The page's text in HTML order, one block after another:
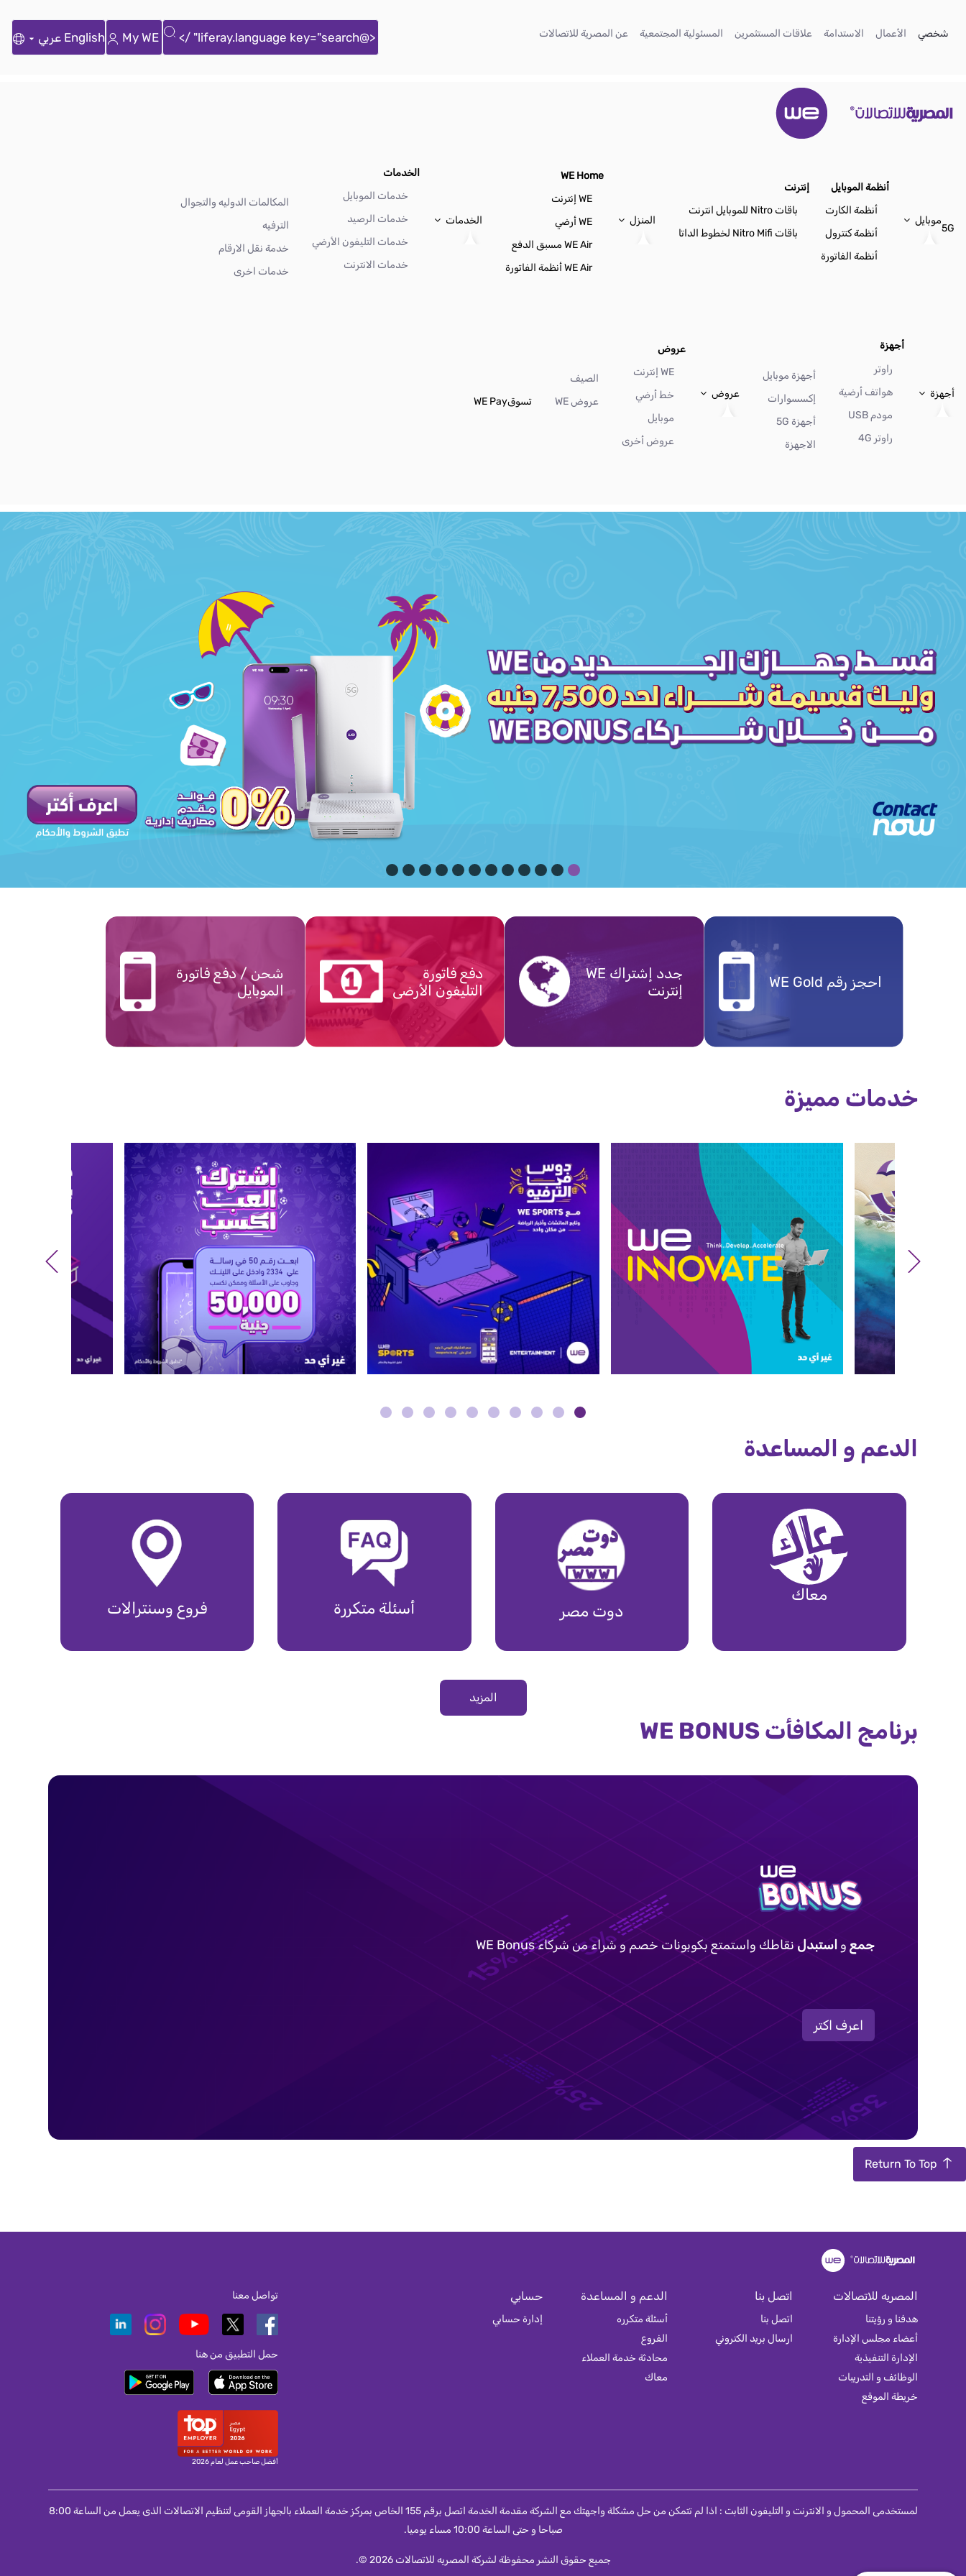
شخصي
الأعمال الاستدامة
(current) علاقات المستثمرين
(current) المسئولية المجتمعية
(current) عن المصرية للاتصالات <@liferay.language key="search" />
My WE
English عربي
5G
موبايل
أنظمة الموبايل
أنظمة الكارت
أنظمة كنترول
أنظمة الفاتورة
إنترنت
باقات Nitro للموبايل انترنت
باقات Nitro Mifi لخطوط الداتا
المنزل
WE Home
WE إنترنت
WE أرضي
WE Air مسبق الدفع
WE Air أنظمة الفاتورة
الخدمات
الخدمات
خدمات الموبايل
خدمات الرصيد
خدمات التليفون الأرضي
خدمات الانترنت
المكالمات الدوليه والتجوال
الترفيه
خدمة نقل الارقام
خدمات اخرى
أجهزة
أجهزة
راوتر
هواتف أرضية
مودم USB
راوتر 4G
أجهزة موبايل
إكسسوارات
أجهزة 5G
الاجهزة
عروض
عروض
WE إنترنت
خط أرضي
موبايل
عروض أخرى
الصيف
عروض WE
تسوقWE Pay
احجز رقم WE Gold
جدد إشتراك WE
إنترنت
دفع فاتورة
التليفون الأرضى
شحن / دفع فاتورة
الموبايل
خدمات مميزة
الدعم و المساعدة
معاك
دوت مصر
أسئلة متكررة فروع وسنترالات
المزيد
برنامج المكافأت WE BONUS
جمع و استبدل نقاطك واستمتع بكوبونات خصم و شراء من شركاءWE Bonus
اعرف اكتر
Return To Top
المصريه للاتصالات
هدفنا و رؤيتنا
أعضاء مجلس الإدارة
الإدارة التنفيذية
الوظائف و التدريبات
خريطة الموقع
اتصل بنا
اتصل بنا
ارسال بريد الكتروني
الدعم و المساعدة
أسئلة متكرره
الفروع
محادثة خدمة العملاء
معاك
حسابي
إدارة حسابي
تواصل معنا
حمل التطبيق من هنا
أفضل صاحب عمل لعام 2026
لمستخدمى المحمول و الانترنت و التليفون الثابت : اذا لم تتمكن من حل مشكلة واجهتك مع الشركة مقدمة الخدمة اتصل برقم 155 الخاص بمركز خدمة العملاء بالجهاز القومى لتنظيم الاتصالات الذى يعمل من الساعة 8:00
صباحا و حتى الساعة 10:00 مساء يوميا.
جميع حقوق النشر محفوظة لشركة المصريه للاتصالات 2026 ©.